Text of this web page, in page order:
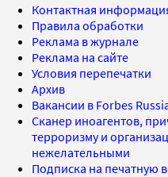
Контактная
Правила обработки
Реклама в журнале
Реклама на сайте
Условия перепечатки
Архив
Вакансии в Forbes
Сканер иноагентов,
терроризму и
нежелательными
Подписка на печатную